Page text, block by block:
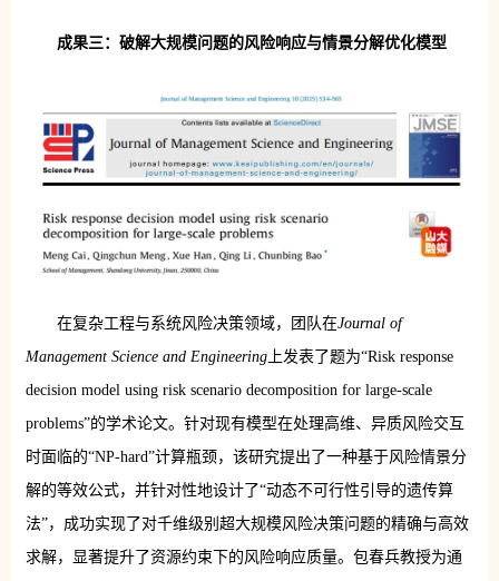
成果三：破解大规模问题的风险响应与情景分解优化模型
在复杂工程与系统风险决策领域，团队在Journal of
Management Science and Engineering上发表了题为“Risk response
decision model using risk scenario decomposition for large-scale
problems”的学术论文。针对现有模型在处理高维、异质风险交互
时面临的“NP-hard”计算瓶颈，该研究提出了一种基于风险情景分
解的等效公式，并针对性地设计了“动态不可行性引导的遗传算
法”，成功实现了对千维级别超大规模风险决策问题的精确与高效
求解，显著提升了资源约束下的风险响应质量。包春兵教授为通